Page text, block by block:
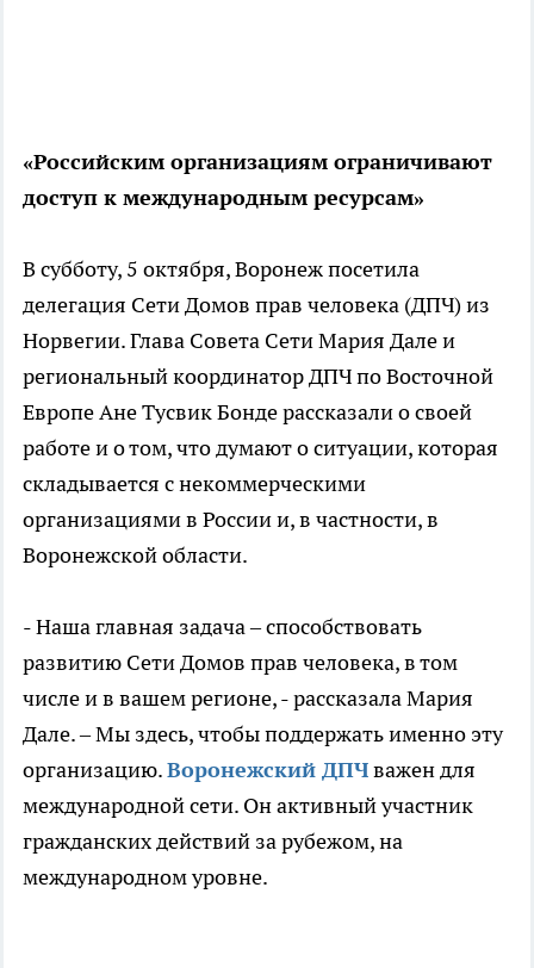
«Российским организациям ограничивают
доступ к международным ресурсам»
В субботу, 5 октября, Воронеж посетила
делегация Сети Домов прав человека (ДПЧ) из
Норвегии. Глава Совета Сети Мария Дале и
региональный координатор ДПЧ по Восточной
Европе Ане Тусвик Бонде рассказали о своей
работе и о том, что думают о ситуации, которая
складывается с некоммерческими
организациями в России и, в частности, в
Воронежской области.
- Наша главная задача – способствовать
развитию Сети Домов прав человека, в том
числе и в вашем регионе, - рассказала Мария
Дале. – Мы здесь, чтобы поддержать именно эту
организацию.Воронежский ДПЧважен для
международной сети. Он активный участник
гражданских действий за рубежом, на
международном уровне.